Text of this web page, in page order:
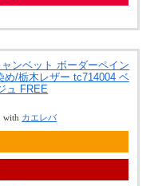
ャンベット ボーダーペイン
め/栃木レザー tc714004 ベ
ュ FREE
with カエレバ